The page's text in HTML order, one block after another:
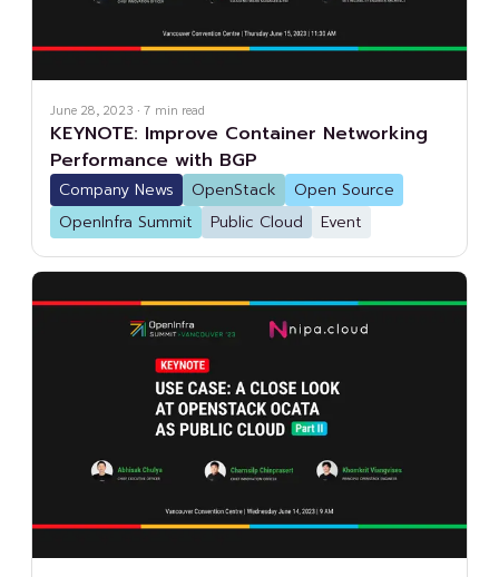
June 28, 2023 · 7 min read
KEYNOTE: Improve Container Networking
Performance with BGP
Company News OpenStack
Open Source
OpenInfra Summit
Public Cloud Event